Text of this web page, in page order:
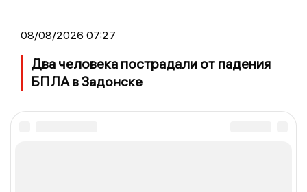
08/08/2026 07:27
Два человека пострадали от падения
БПЛА в Задонске